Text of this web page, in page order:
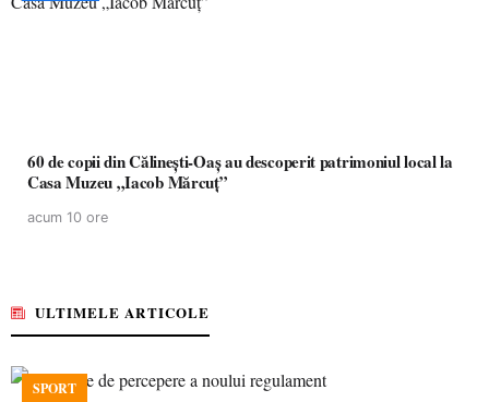
60 de copii din Călinești-Oaș au descoperit patrimoniul local la
Casa Muzeu „Iacob Mărcuț”
acum 10 ore
ULTIMELE ARTICOLE
SPORT